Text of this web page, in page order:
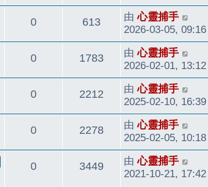
覆
看
發
表
0回
覆
613觀
看
最
後
發
表
由心靈捕手
2026-03-05, 09:16
0回
覆
1783觀
看
最
後
發
表
由心靈捕手
2026-02-01, 13:12
0回
覆
2212
看
最
後
發
表
由心靈捕手
2025-02-10, 16:39
0回
覆
2278觀
看
最
後
發
表
由心靈捕手
2025-02-05, 10:18
0回
3449
最
後
由心靈捕手
2021-10-21, 17:42